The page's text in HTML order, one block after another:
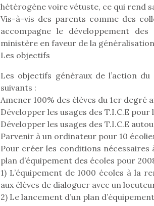
hétérogène voire vétuste, ce qui rend
Vis-à-vis des parents comme des
accompagne le développement
ministère en faveur de la
Les objectifs
Les objectifs généraux de l’action
suivants :
Amener 100% des élèves du 1er degré
Développer les usages des T.I.C.E
Développer les usages des T.I.C.E
Parvenir à un ordinateur pour 10
Pour créer les conditions nécessaires
plan d’équipement des écoles pour
1) L’équipement de 1000 écoles à la
aux élèves de dialoguer avec un
2) Le lancement d’un plan